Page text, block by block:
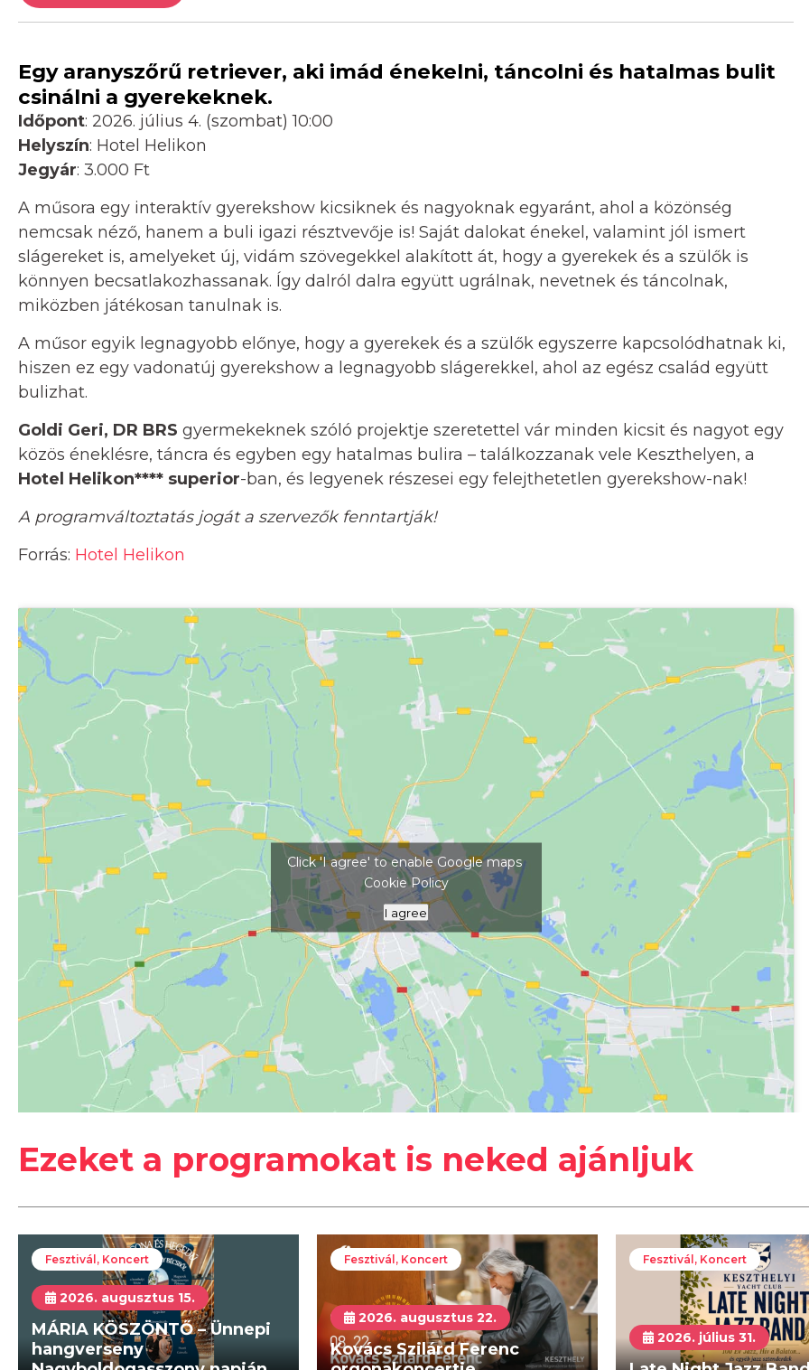
Egy aranyszőrű retriever, aki imád énekelni, táncolni és hatalmas bulit
csinálni a gyerekeknek.
Időpont: 2026. július 4. (szombat) 10:00
Helyszín: Hotel Helikon
Jegyár: 3.000 Ft
A műsora egy interaktív gyerekshow kicsiknek és nagyoknak egyaránt, ahol a közönség
nemcsak néző, hanem a buli igazi résztvevője is! Saját dalokat énekel, valamint jól ismert
slágereket is, amelyeket új, vidám szövegekkel alakított át, hogy a gyerekek és a szülők is
könnyen becsatlakozhassanak. Így dalról dalra együtt ugrálnak, nevetnek és táncolnak,
miközben játékosan tanulnak is.
A műsor egyik legnagyobb előnye, hogy a gyerekek és a szülők egyszerre kapcsolódhatnak ki,
hiszen ez egy vadonatúj gyerekshow a legnagyobb slágerekkel, ahol az egész család együtt
bulizhat.
Goldi Geri, DR BRS gyermekeknek szóló projektje szeretettel vár minden kicsit és nagyot egy
közös éneklésre, táncra és egyben egy hatalmas bulira – találkozzanak vele Keszthelyen, a
Hotel Helikon**** superior-ban, és legyenek részesei egy felejthetetlen gyerekshow-nak!
A programváltoztatás jogát a szervezők fenntartják!
Forrás: Hotel Helikon
Kattints ide a térkép megjelenítéséhez
Click 'I agree' to enable Google maps
Cookie Policy
I agree
2026 gyerekshow #Hotel Helikon #Július # Keszthely
Ezeket a programokat is neked ajánljuk
Fesztivál, Koncert
2026. augusztus 15.
MÁRIA KÖSZÖNTŐ – Ünnepi
hangverseny
Fesztivál, Koncert
2026. augusztus 22.
Kovács Szilárd Ferenc
Fesztivál, Koncert
2026. július 31.